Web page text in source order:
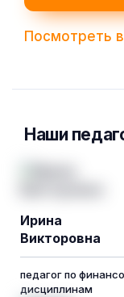
Посмотреть
Наши
Ирина
Викторовна
педагог по
дисциплинам